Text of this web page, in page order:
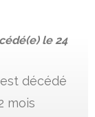
le24
décédé
mois